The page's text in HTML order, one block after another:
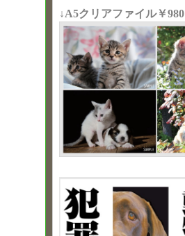
↓A5クリアファイル￥980